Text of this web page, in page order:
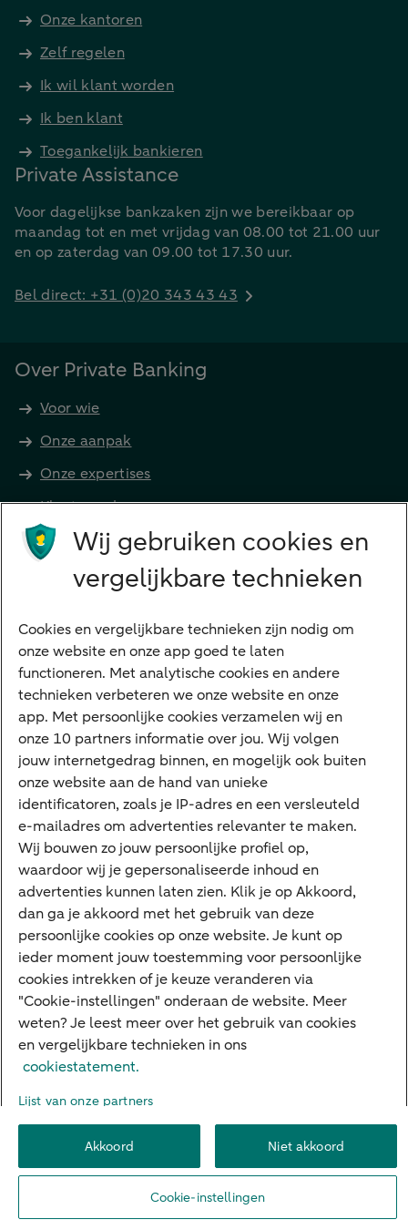
Onze kantoren
Zelf regelen
Ik wil klant worden
Ik ben klant
Toegankelijk bankieren
Private Assistance
Voor dagelijkse bankzaken zijn we bereikbaar op
maandag tot en met vrijdag van 08.00 tot 21.00 uur
en op zaterdag van 09.00 tot 17.30 uur.
Bel direct: +31 (0)20 343 43 43
Over Private Banking
Voor wie
Onze aanpak
Onze expertises
Klant worden
Producten
Betalen
Sparen
Meest gezocht
Jaaroverzicht
Machtiging
E.dentifier
Deposito
Uw situatie
Maatwerk in beleggen
Vermogensoverdracht
Ondernemen en overdracht
Bijdragen betere wereld
Over ABN AMRO
Toegankelijkheid
PrivacyDisclaimerCookie-instellingen
© 2026 ABN AMRO
Wij gebruiken cookies en
vergelijkbare technieken
Cookies en vergelijkbare technieken zijn nodig om
onze website en onze app goed te laten
functioneren. Met analytische cookies en andere
technieken verbeteren we onze website en onze
app. Met persoonlijke cookies verzamelen wij en
onze 10 partners informatie over jou. Wij volgen
jouw internetgedrag binnen, en mogelijk ook buiten
onze website aan de hand van unieke
identificatoren, zoals je IP-adres en een versleuteld
e-mailadres om advertenties relevanter te maken.
Wij bouwen zo jouw persoonlijke profiel op,
waardoor wij je gepersonaliseerde inhoud en
advertenties kunnen laten zien. Klik je op Akkoord,
dan ga je akkoord met het gebruik van deze
persoonlijke cookies op onze website. Je kunt op
ieder moment jouw toestemming voor persoonlijke
cookies intrekken of je keuze veranderen via
"Cookie-instellingen" onderaan de website. Meer
weten? Je leest meer over het gebruik van cookies
en vergelijkbare technieken in ons
cookiestatement.
Lijst van onze partners
Akkoord Niet akkoord
Cookie-instellingen